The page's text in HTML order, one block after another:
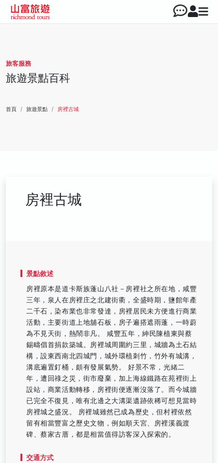
旅客服務
旅遊景點百科
首頁 旅遊景點 房裡古城
房裡古城
景點敘述
房裡原本是道卡斯族蓬山八社－房裡社之所在地，咸豐
三年，泉人在房裡庄之北建街衢，全盛時期，鹽館年產
二千石，染布業也非常發達，房裡居民未方便進行商業
活動，主要街道上地舖石板，房子遍搭遮雨蓬，一時蔚
為不見天街，熱鬧非凡。 咸豐五年，紳民陳植東與蔡
錫疇倡首捐款築城。房裡城周圍約三里，城牆為土石結
構，設東西南北四城門，城外環植刺竹，竹外有城溝，
溝底遍置釘桶，頗有發展氣勢。 好景不常，光緒二
年，遭回祿之災，街市廢棄，加上海線鐵路在苑裡街上
設站，商業活動轉移，房裡街便逐漸沒落了。而今城牆
已完全不復見，唯有北邊之大溝渠遺跡依稀可想見當時
房裡城之盛況。 房裡城雖然已成為歷史，但村裡依然
留有相當豐富之歷史文物，例如順天宮、房裡溪義渡
碑、蔡家古厝，都是相當值得訪客深入探索的。
交通方式